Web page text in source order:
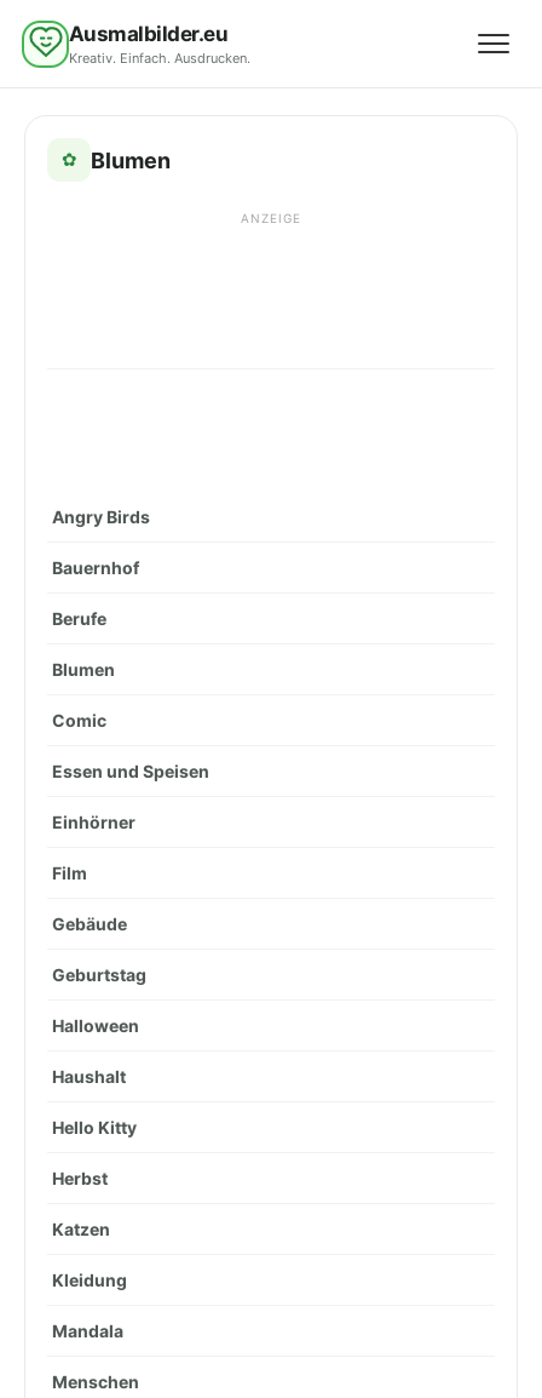
Ausmalbilder.eu
Kreativ. Einfach. Ausdrucken.
✿ Blumen
ANZEIGE
Angry Birds
Bauernhof
Berufe
Blumen
Comic
Essen und Speisen
Einhörner
Film
Gebäude
Geburtstag
Halloween
Haushalt
Hello Kitty
Herbst
Katzen
Kleidung
Mandala
Menschen